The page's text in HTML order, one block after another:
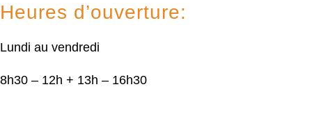
Heures d’ouverture:
Lundi au vendredi
8h30 – 12h + 13h – 16h30